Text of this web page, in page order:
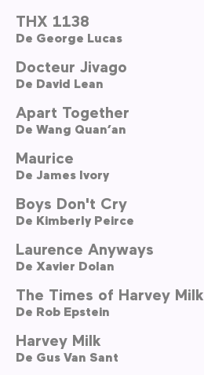
THX 1138
De George Lucas
Docteur Jivago
De David Lean
Apart Together
De Wang Quan’an
Maurice
De James Ivory
Boys Don't Cry
De Kimberly Peirce
Laurence Anyways
De Xavier Dolan
The Times of Harvey Milk
De Rob Epstein
Harvey Milk
De Gus Van Sant